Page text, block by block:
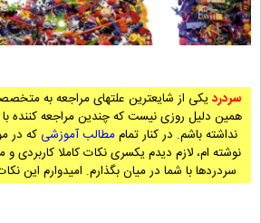
سردرد یکی از شایعترین علتهای مراجعه به
همین دلیل روزی نیست که چندین مراجعه کننده
نداشته باشم. در کنار تماممطالب آموزشی که در
نوشته ام، لازم دیدم یکسری نکات کاملا کاربردی و
سردردها با شما در میان بگذارم. امیدوارم این